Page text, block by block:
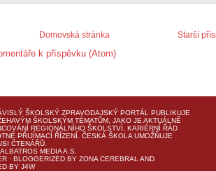
Starší
Domovská stránka
k příspěvku (Atom)
ŠKOLSKÝ ZPRAVODAJSKÝ PORTÁL PUBLIKUJE
ŠKOLSKÝM TÉMATŮM, JAKO JE AKTUÁLNĚ
REGIONÁLNÍHO ŠKOLSTVÍ, KARIÉRNÍ ŘÁD
PŘIJÍMACÍ ŘÍZENÍ. ČESKÁ ŠKOLA UMOŽŇUJE
ČTENÁŘŮ.
MEDIA A.S.
· BLOGGERIZED BY ZONA CEREBRAL AND
BY J4W